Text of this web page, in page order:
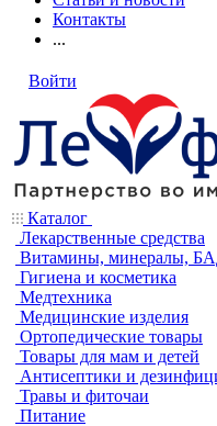
Контакты
...
Войти
Каталог
Лекарственные средства
Витамины, минералы,
Гигиена и косметика
Медтехника
Медицинские изделия
Ортопедические товары
Товары для мам и детей
Антисептики и
Травы и фиточаи
Питание